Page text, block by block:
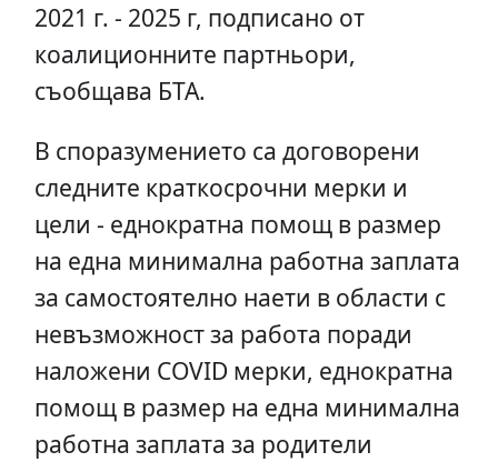
2021 г. - 2025 г, подписано от
коалиционните партньори,
съобщава БТА.
В споразумението са договорени
следните краткосрочни мерки и
цели - еднократна помощ в размер
на една минимална работна заплата
за самостоятелно наети в области с
невъзможност за работа поради
наложени COVID мерки, еднократна
помощ в размер на една минимална
работна заплата за родители